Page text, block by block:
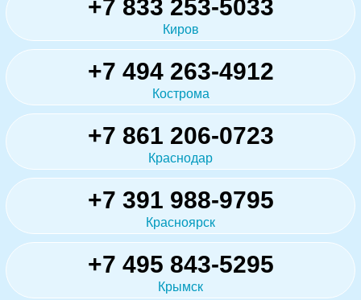
+7 833 253-5033
Киров
+7 494 263-4912
Кострома
+7 861 206-0723
Краснодар
+7 391 988-9795
Красноярск
+7 495 843-5295
Крымск